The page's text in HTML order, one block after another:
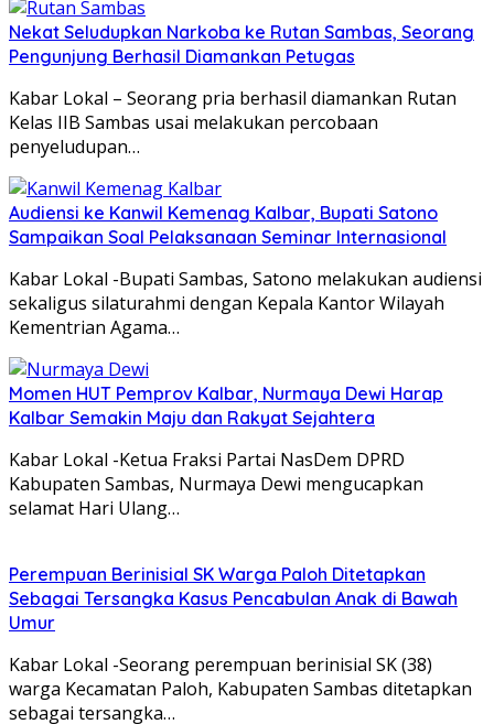
Nekat Seludupkan Narkoba ke Rutan Sambas, Seorang
Pengunjung Berhasil Diamankan Petugas
Kabar Lokal – Seorang pria berhasil diamankan Rutan
Kelas IIB Sambas usai melakukan percobaan
penyeludupan…
Audiensi ke Kanwil Kemenag Kalbar, Bupati Satono
Sampaikan Soal Pelaksanaan Seminar Internasional
Kabar Lokal -Bupati Sambas, Satono melakukan audiensi
sekaligus silaturahmi dengan Kepala Kantor Wilayah
Kementrian Agama…
Momen HUT Pemprov Kalbar, Nurmaya Dewi Harap
Kalbar Semakin Maju dan Rakyat Sejahtera
Kabar Lokal -Ketua Fraksi Partai NasDem DPRD
Kabupaten Sambas, Nurmaya Dewi mengucapkan
selamat Hari Ulang…
Perempuan Berinisial SK Warga Paloh Ditetapkan
Sebagai Tersangka Kasus Pencabulan Anak di Bawah
Umur
Kabar Lokal -Seorang perempuan berinisial SK (38)
warga Kecamatan Paloh, Kabupaten Sambas ditetapkan
sebagai tersangka…